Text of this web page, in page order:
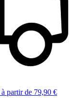
à partir de 79,90 €